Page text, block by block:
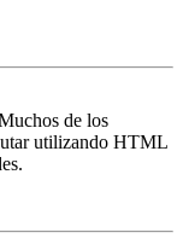
de los
utilizando HTML